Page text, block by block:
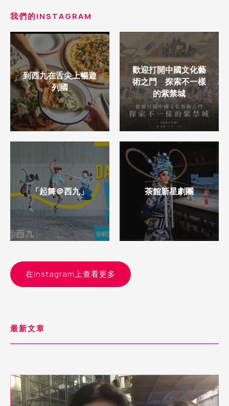
我們的INSTAGRAM
到西九在舌尖上暢遊
列國
歡迎打開中國文化藝
術之門 探索不一樣
的紫禁城
「起舞＠西九」 茶館新星劇團
在Instagram上查看更多
最新文章